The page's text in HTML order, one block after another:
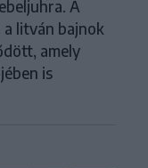
A
a litván bajnok
amely
is